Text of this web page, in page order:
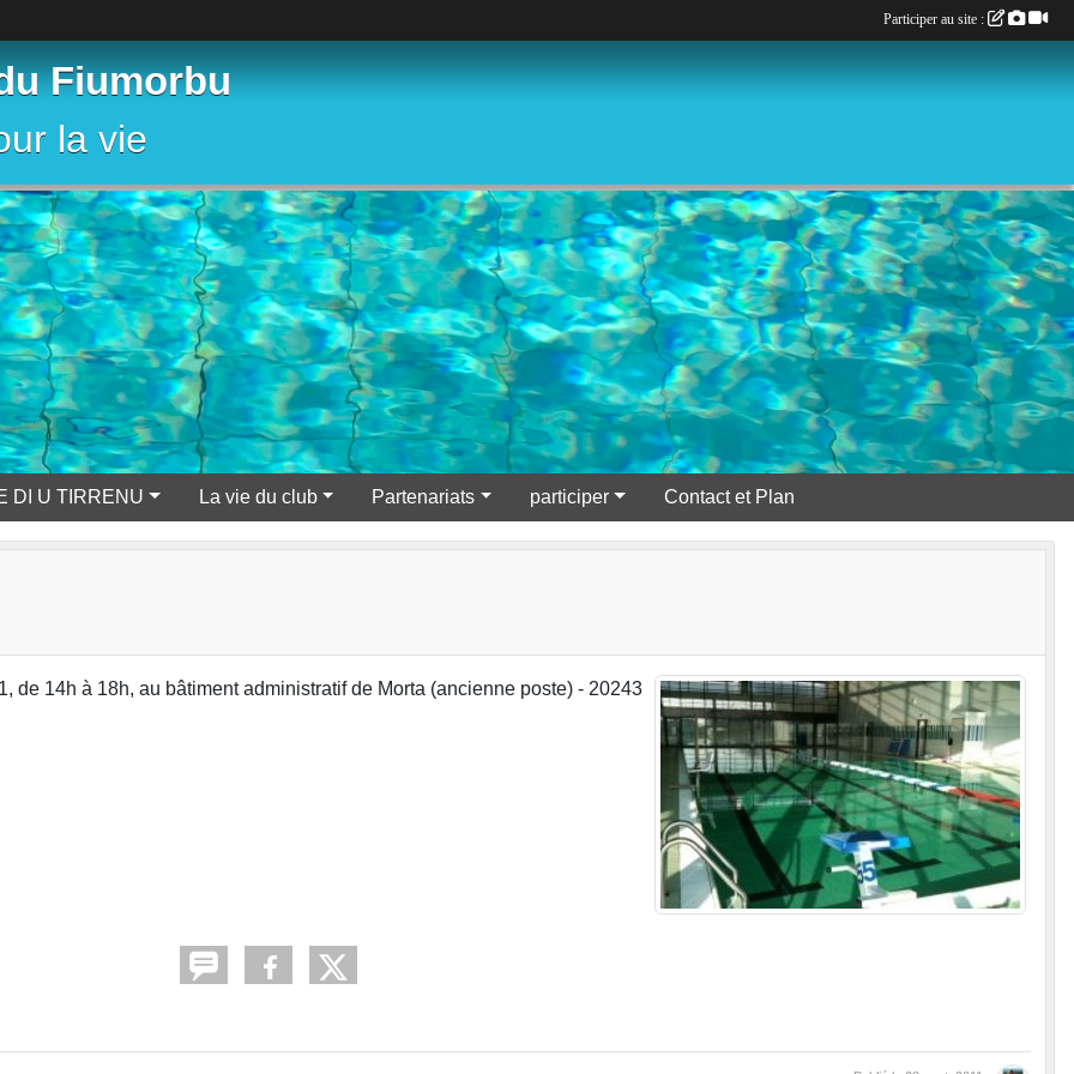
Fiumorbu
la vie
DI U TIRRENU La vie du club Partenariats participer Contact et Plan
de 14h à 18h, au bâtiment administratif de Morta (ancienne poste) - 20243
Participer au site :